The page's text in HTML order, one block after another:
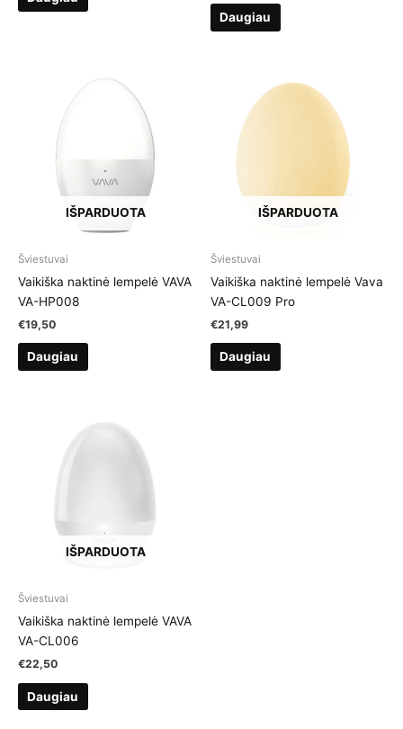
Daugiau
IŠPARDUOTA
Šviestuvai
Vaikiška naktinė lempelė VAVA
VA-HP008
€19,50
Daugiau
IŠPARDUOTA
Šviestuvai
Vaikiška naktinė lempelė Vava
VA-CL009 Pro
€21,99
Daugiau
IŠPARDUOTA
Šviestuvai
Vaikiška naktinė lempelė VAVA
VA-CL006
€22,50
Daugiau